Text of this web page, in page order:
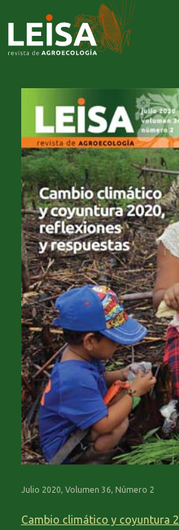
Julio 2020, Volumen 36, Número 2
Cambio climático y coyuntura